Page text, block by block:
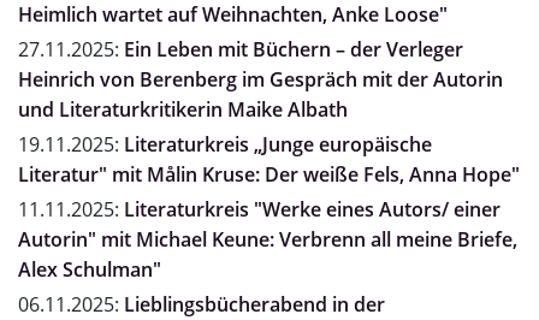
Heimlich wartet auf Weihnachten, Anke Loose"
27.11.2025: Ein Leben mit Büchern – der Verleger
Heinrich von Berenberg im Gespräch mit der Autorin
und Literaturkritikerin Maike Albath
19.11.2025: Literaturkreis „Junge europäische
Literatur" mit Målin Kruse: Der weiße Fels, Anna Hope"
11.11.2025: Literaturkreis "Werke eines Autors/ einer
Autorin" mit Michael Keune: Verbrenn all meine Briefe,
Alex Schulman"
06.11.2025: Lieblingsbücherabend in der